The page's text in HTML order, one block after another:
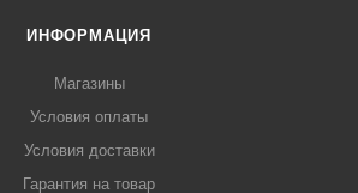
ИНФОРМАЦИЯ
Магазины
Условия оплаты
Условия доставки
Гарантия на товар